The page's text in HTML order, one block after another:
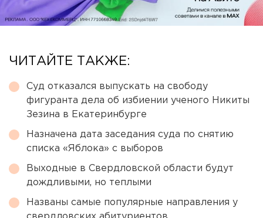
ЧИТАЙТЕ ТАКЖЕ:
Суд отказался выпускать на свободу
фигуранта дела об избиении ученого Никиты
Зезина в Екатеринбурге
Назначена дата заседания суда по снятию
списка «Яблока» с выборов
Выходные в Свердловской области будут
дождливыми, но теплыми
Названы самые популярные направления у